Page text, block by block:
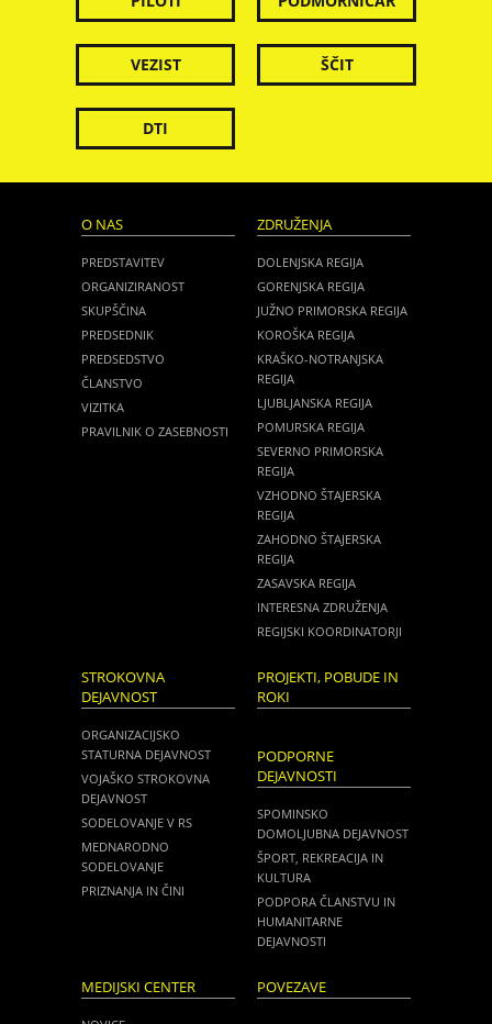
VEZIST ŠČIT
DTI
O NAS
PREDSTAVITEV
ORGANIZIRANOST
SKUPŠČINA
PREDSEDNIK
PREDSEDSTVO
ČLANSTVO
VIZITKA
PRAVILNIK O ZASEBNOSTI
ZDRUŽENJA
DOLENJSKA REGIJA
GORENJSKA REGIJA
JUŽNO PRIMORSKA REGIJA
KOROŠKA REGIJA
KRAŠKO-NOTRANJSKA
REGIJA
LJUBLJANSKA REGIJA
POMURSKA REGIJA
SEVERNO PRIMORSKA
REGIJA
VZHODNO ŠTAJERSKA
REGIJA
ZAHODNO ŠTAJERSKA
REGIJA
ZASAVSKA REGIJA
INTERESNA ZDRUŽENJA
REGIJSKI KOORDINATORJI
STROKOVNA
DEJAVNOST
ORGANIZACIJSKO
STATURNA DEJAVNOST
VOJAŠKO STROKOVNA
DEJAVNOST
SODELOVANJE V RS
MEDNARODNO
SODELOVANJE
PRIZNANJA IN ČINI
PROJEKTI, POBUDE IN
ROKI
PODPORNE
DEJAVNOSTI
SPOMINSKO
DOMOLJUBNA DEJAVNOST
ŠPORT, REKREACIJA IN
KULTURA
PODPORA ČLANSTVU IN
HUMANITARNE
DEJAVNOSTI
MEDIJSKI CENTER POVEZAVE